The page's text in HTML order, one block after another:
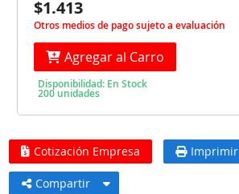
$1.413
Otros medios de pago sujeto a evaluación
Agregar al Carro
Disponibilidad: En Stock
200 unidades
Cotización Empresa Imprimir
Compartir